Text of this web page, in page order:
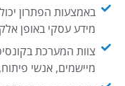
באמצעות הפתרון
מידע עסקי באופן
צוות המערכת
מיישמים, אנשי